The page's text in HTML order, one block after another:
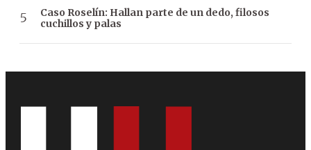
Caso Roselín: Hallan parte de un dedo, filosos
cuchillos y palas